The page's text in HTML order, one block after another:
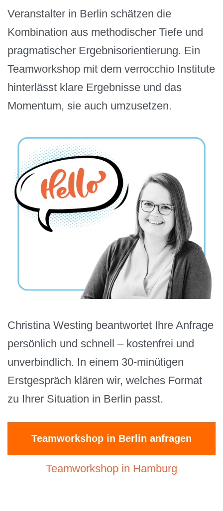
Veranstalter in Berlin schätzen die
Kombination aus methodischer Tiefe und
pragmatischer Ergebnisorientierung. Ein
Teamworkshop mit dem verrocchio Institute
hinterlässt klare Ergebnisse und das
Momentum, sie auch umzusetzen.
Christina Westing beantwortet Ihre Anfrage
persönlich und schnell – kostenfrei und
unverbindlich. In einem 30-minütigen
Erstgespräch klären wir, welches Format
zu Ihrer Situation in Berlin passt.
Teamworkshop in Berlin anfragen
Teamworkshop in Hamburg